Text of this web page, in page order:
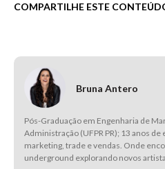
COMPARTILHE ESTE
Bruna Antero
Pós-Graduação em Engenharia de
Administração (UFPR PR); 13 anos
marketing, trade e vendas. Onde
underground explorando novos